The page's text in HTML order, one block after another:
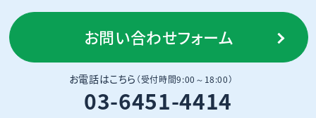
お問い合わせフォーム
お電話はこちら （受付時間9:00～18:00）
03-6451-4414